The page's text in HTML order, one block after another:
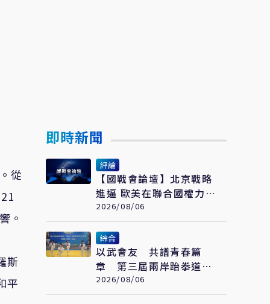
從
。
斯
平
即時新聞
評論
【國戰會論壇】北京戰略
進逼 歐美在聯合國權力式
微
2026/08/06
綜合
以武會友 共譜青春篇
章 第三屆兩岸跆拳道交
流賽開賽
2026/08/06